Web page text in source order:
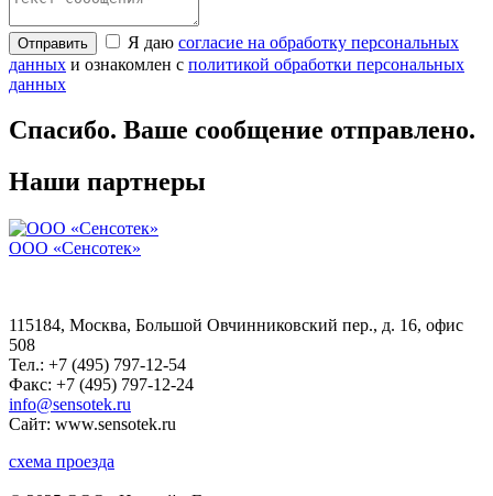
Я даю согласие на обработку персональных
данных и ознакомлен с политикой обработки персональных
данных
Спасибо. Ваше сообщение отправлено.
Наши партнеры
ООО «Сенсотек»
115184, Москва, Большой Овчинниковский пер., д. 16, офис
508
Тел.: +7 (495) 797-12-54
Факс: +7 (495) 797-12-24
info@sensotek.ru
Сайт: www.sensotek.ru
схема проезда